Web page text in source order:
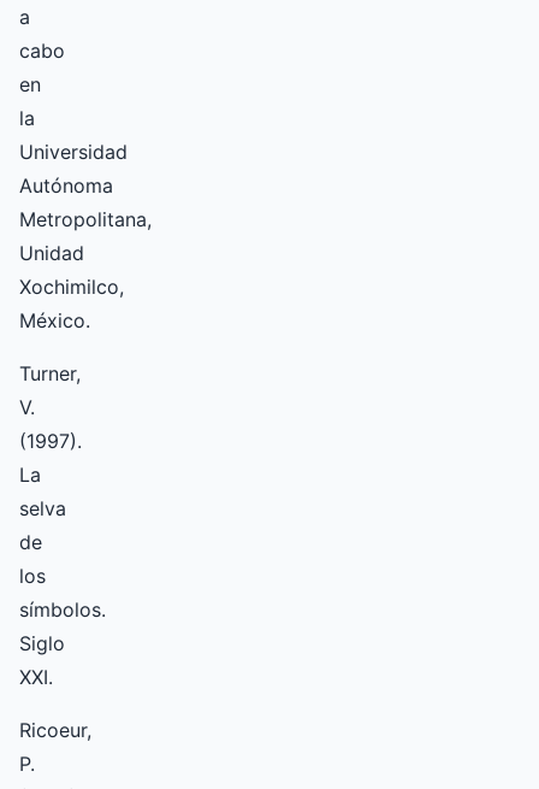
a
cabo
en
la
Universidad
Autónoma
Metropolitana,
Unidad
Xochimilco,
México.
Turner,
V.
(1997).
La
selva
de
los
símbolos.
Siglo
XXI.
Ricoeur,
P.